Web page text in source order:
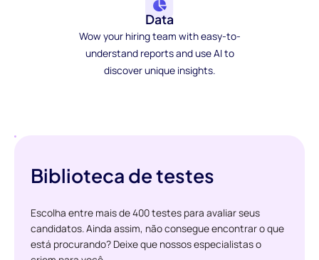
Data
Wow your hiring team with easy-to-
understand reports and use AI to
discover unique insights.
Biblioteca de testes
Escolha entre mais de 400 testes para avaliar seus
candidatos. Ainda assim, não consegue encontrar o que
está procurando? Deixe que nossos especialistas o